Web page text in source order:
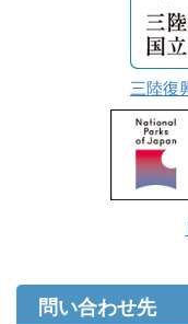
三陸復
問い合わせ先